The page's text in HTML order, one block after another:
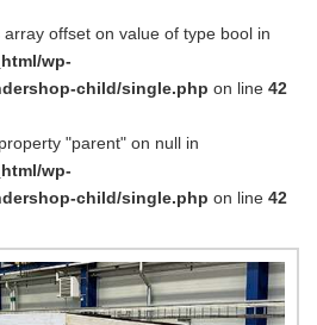
array offset on value of type bool in
wp-
child/single.php on line 42
"parent" on null in
wp-
child/single.php on line 42